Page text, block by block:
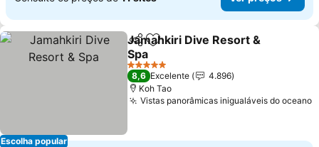
Escolha popular
PartilharAdicionar aos favoritos
Jamahkiri Dive Resort &
Spa
Ver preços
5 Estrelas
8,6 Excelente
4.896
Koh Tao
Vistas panorâmicas inigualáveis do oceano